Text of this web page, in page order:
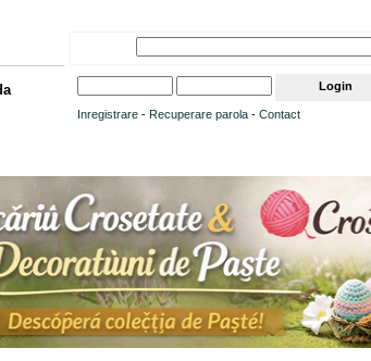
Inregistrare - Recuperare parola - Contact